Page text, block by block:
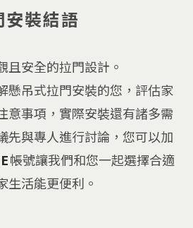
裝結語
且安全的拉門設計。
懸吊式拉門安裝的您，評估家
意事項，實際安裝還有諸多需
先與專人進行討論，您可以加
帳號讓我們和您一起選擇合適
生活能更便利。